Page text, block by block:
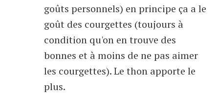
goûts personnels) en principe ça a le
goût des courgettes (toujours à
condition qu'on en trouve des
bonnes et à moins de ne pas aimer
les courgettes). Le thon apporte le
plus.